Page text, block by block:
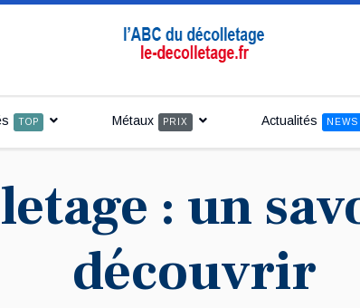
TOP Métaux PRIX Actualités NEWS
: un
découvrir